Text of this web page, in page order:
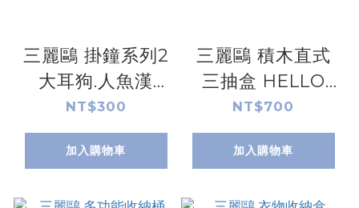
三麗鷗 掛鐘系列2
大耳狗.人魚漢
頓.HELLO KITTY.
酷洛米.美樂蒂.帕
恰狗.布丁狗.雙星
NT$300
加入購物車
三麗鷗 積木直式
三抽盒 HELLO
KITTY.酷洛米.美
樂蒂.大耳狗.布丁
狗.帕帢狗.雙星仙
NT$700
加入購物車